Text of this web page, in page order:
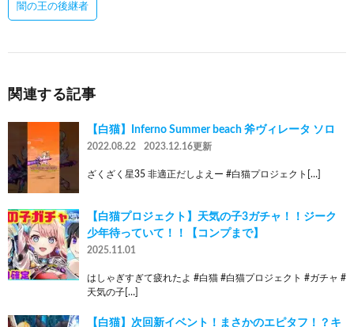
闇の王の後継者
関連する記事
【白猫】Inferno Summer beach 斧ヴィレータ ソロ
2022.08.22 2023.12.16更新
ざくざく星35 非適正だしよえー #白猫プロジェクト[…]
【白猫プロジェクト】天気の子3ガチャ！！ジーク
少年待っていて！！【コンプまで】
2025.11.01
はしゃぎすぎて疲れたよ #白猫 #白猫プロジェクト #ガチャ #
天気の子[…]
【白猫】次回新イベント！まさかのエピタフ！？キ